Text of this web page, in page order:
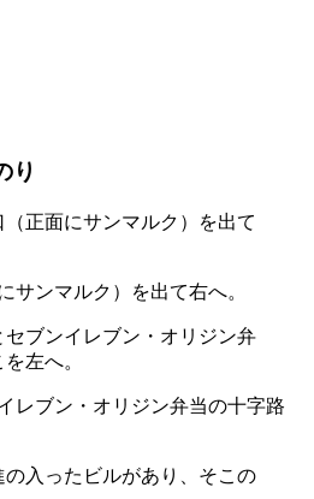
り
ンマルク）を出て右へ。
レブン・オリジン弁当の十字路